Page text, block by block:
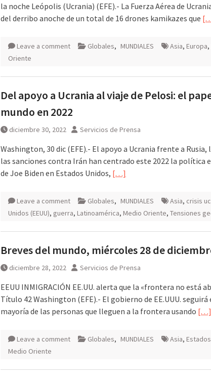
la noche Leópolis (Ucrania) (EFE).- La Fuerza Aérea de
del derribo anoche de un total de 16 drones kamikazes que
Leave a comment Globales, MUNDIALES Asia, Europa,
Oriente
Del apoyo a Ucrania al viaje de Pelosi: el
mundo en 2022
diciembre 30, 2022 Servicios de Prensa
Washington, 30 dic (EFE).- El apoyo a Ucrania frente a Rusia,
las sanciones contra Irán han centrado este 2022 la política
de Joe Biden en Estados Unidos, […]
Leave a comment Globales, MUNDIALES Asia, crisis
Unidos (EEUU), guerra, Latinoamérica, Medio Oriente, Tensiones
Breves del mundo, miércoles 28 de
diciembre 28, 2022 Servicios de Prensa
EEUU INMIGRACIÓN EE.UU. alerta que la «frontera no está
Título 42 Washington (EFE).- El gobierno de EE.UUU. seguirá
mayoría de las personas que lleguen a la frontera usando […]
Leave a comment Globales, MUNDIALES Asia, Estados
Medio Oriente